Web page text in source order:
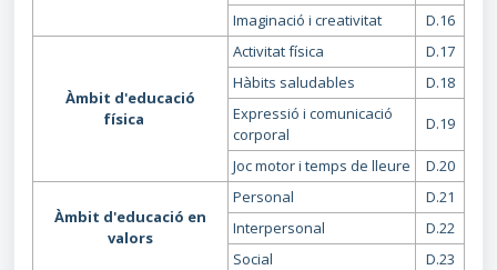
Imaginació i creativitat
D.16
Àmbit d'educació
física
Activitat física
D.17
Hàbits saludables
D.18
Expressió i comunicació
corporal
D.19
Joc motor i temps de lleure D.20
Àmbit d'educació en
valors
Personal
D.21
Interpersonal
D.22
Social
D.23